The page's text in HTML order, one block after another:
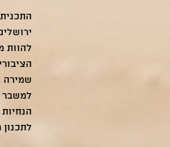
להוות
שמירה
למשבר